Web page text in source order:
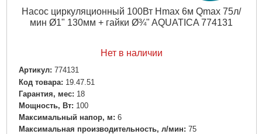
Объем единицы, м³: 0.168188
Насос циркуляционный 100Вт Hmax 6м Qmax 75л/
мин Ø1" 130мм + гайки Ø¾" AQUATICA 774131
Нет в наличии
Артикул: 774131
Код товара: 19.47.51
Гарантия, мес: 18
Мощность, Вт: 100
Максимальный напор, м: 6
Максимальная производительность, л/мин: 75